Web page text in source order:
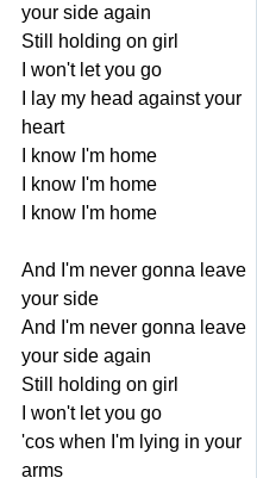
your side again
Still
holding on girl
won't let you go
lay my head against your
heart
know I'm home
know I'm home
know I'm home
And I'm never gonna leave
your side
And I'm never gonna leave
your side again
Still
holding on girl
won't let you go
'cos when I'm lying in your
arms